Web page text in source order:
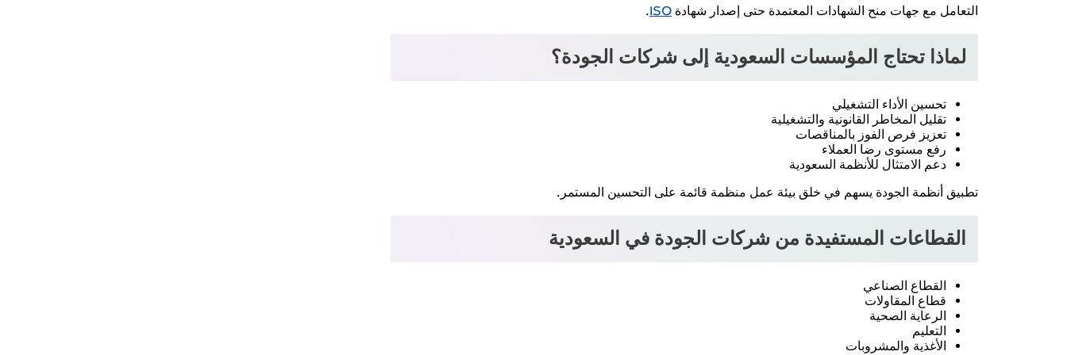
التعامل مع جهات منح الشهادات المعتمدة حتى إصدار شهادةISO
.
لماذا تحتاج المؤسسات السعودية إلى شركات الجودة؟
تحسين الأداء التشغيلي
تقليل المخاطر القانونية والتشغيلية
تعزيز فرص الفوز بالمناقصات
رفع مستوى رضا العملاء
دعم الامتثال للأنظمة السعودية
تطبيق أنظمة الجودة يسهم في خلق بيئة عمل منظمة قائمة على التحسين المستمر.
القطاعات المستفيدة من شركات الجودة في السعودية
القطاع الصناعي
قطاع المقاولات
الرعاية الصحية
التعليم
الأغذية والمشروبات